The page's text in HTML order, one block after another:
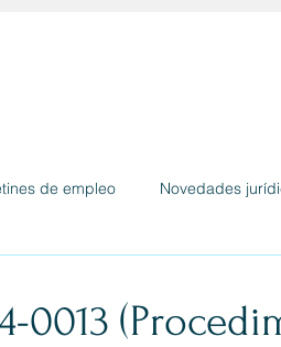
de empleo Novedades
0013